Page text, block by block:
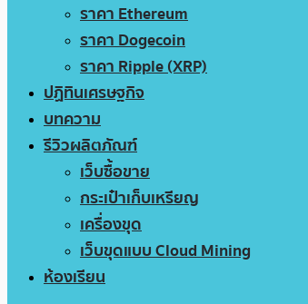
ราคา Ethereum
ราคา Dogecoin
ราคา Ripple (XRP)
ปฏิทินเศรษฐกิจ
บทความ
รีวิวผลิตภัณฑ์
เว็บซื้อขาย
กระเป๋าเก็บเหรียญ
เครื่องขุด
เว็บขุดแบบ Cloud Mining
ห้องเรียน